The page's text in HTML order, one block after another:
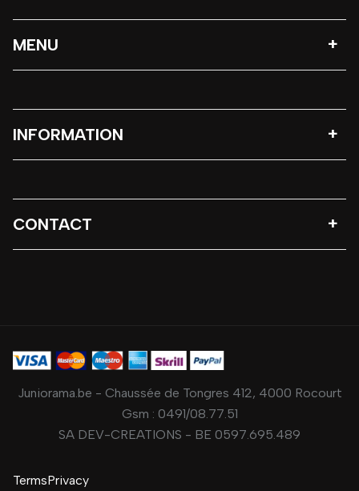
MENU
INFORMATION
CONTACT
Juniorama.be - Chaussée de Tongres 412, 4000 Rocourt
Gsm : 0491/08.77.51
SA DEV-CREATIONS - BE 0597.695.489
TermsPrivacy